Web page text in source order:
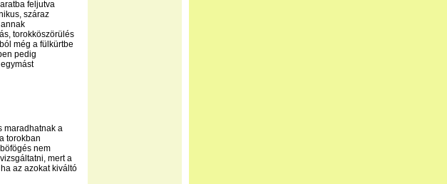
feljutva
száraz
torokköszörülés
még a fülkürtbe
pedig
maradhatnak a
torokban
nem
mert a
az azokat kiváltó